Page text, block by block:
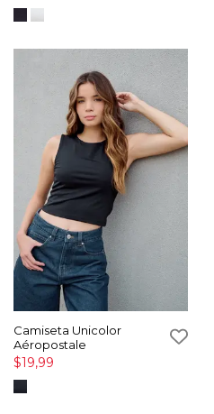
Camiseta Unicolor
Aéropostale
$19,99